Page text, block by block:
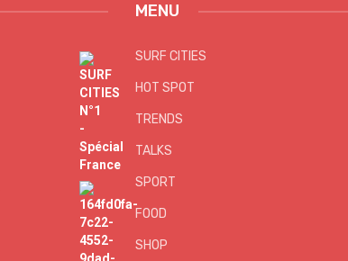
MENU
SURF CITIES
HOT SPOT
TRENDS
TALKS
SPORT
FOOD
SHOP